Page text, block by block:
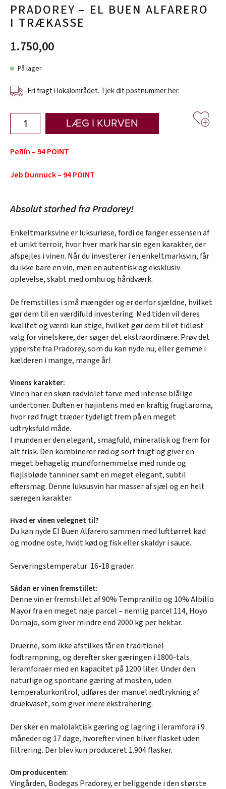
PRADOREY – EL BUEN ALFARERO
I TRÆKASSE
1.750,00
På lager
Fri fragt i lokalområdet. Tjek dit postnummer her.
LÆG I KURVEN
Peñín – 94 POINT
Jeb Dunnuck – 94 POINT
Absolut storhed fra Pradorey!
Enkeltmarksvine er luksuriøse, fordi de fanger essensen af
et unikt terroir, hvor hver mark har sin egen karakter, der
afspejles i vinen. Når du investerer i en enkeltmarksvin, får
du ikke bare en vin, men en autentisk og eksklusiv
oplevelse, skabt med omhu og håndværk.
De fremstilles i små mængder og er derfor sjældne, hvilket
gør dem til en værdifuld investering. Med tiden vil deres
kvalitet og værdi kun stige, hvilket gør dem til et tidløst
valg for vinelskere, der søger det ekstraordinære. Prøv det
ypperste fra Pradorey, som du kan nyde nu, eller gemme i
kælderen i mange, mange år!
Vinens karakter:
Vinen har en skøn rødviolet farve med intense blålige
undertoner. Duften er højintens med en kraftig frugtaroma,
hvor rød frugt træder tydeligt frem på en meget
udtryksfuld måde.
I munden er den elegant, smagfuld, mineralisk og frem for
alt frisk. Den kombinerer rød og sort frugt og giver en
meget behagelig mundfornemmelse med runde og
fløjlsbløde tanniner samt en meget elegant, subtil
eftersmag. Denne luksusvin har masser af sjæl og en helt
særegen karakter.
Hvad er vinen velegnet til?
Du kan nyde El Buen Alfarero sammen med lufttørret kød
og modne oste, hvidt kød og fisk eller skaldyr i sauce.
Serveringstemperatur: 16-18 grader.
Sådan er vinen fremstillet:
Denne vin er fremstillet af 90% Tempranillo og 10% Albillo
Mayor fra en meget nøje parcel – nemlig parcel 114, Hoyo
Dornajo, som giver mindre end 2000 kg per hektar.
Druerne, som ikke afstilkes får en traditionel
fodtrampning, og derefter sker gæringen i 1800-tals
leramforaer med en kapacitet på 1200 liter. Under den
naturlige og spontane gæring af mosten, uden
temperaturkontrol, udføres der manuel nedtrykning af
druekvaset, som giver mere ekstrahering.
Der sker en malolaktisk gæring og lagring i leramfora i 9
måneder og 17 dage, hvorefter vinen bliver flasket uden
filtrering. Der blev kun produceret 1.904 flasker.
Om producenten:
Vingården, Bodegas Pradorey, er beliggende i den største